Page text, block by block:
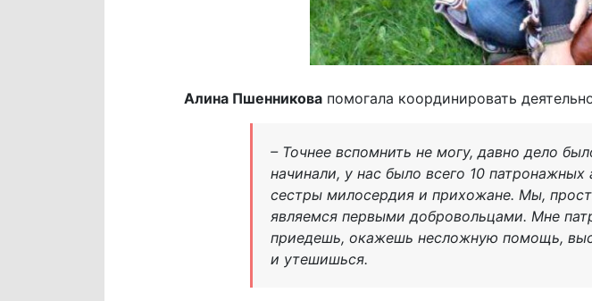
Алина Пшенниковапомогала координировать
– Точнее вспомнить не могу, давно дело
начинали, у нас было всего 10
сестры милосердия и прихожане. Мы,
являемся первыми добровольцами. Мне
приедешь, окажешь несложную помощь,
и утешишься.